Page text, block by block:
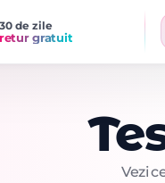
de zile
gratuit
Vezi